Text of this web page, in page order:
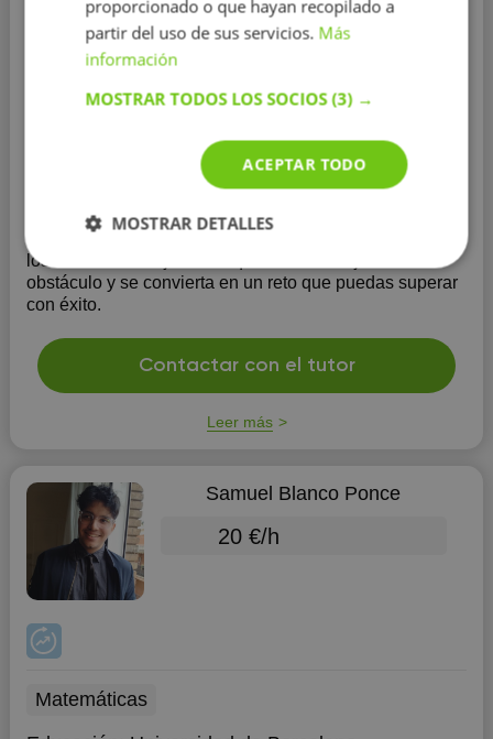
Matemáticas
Sarrià-Sant Gervasiy 127 otros distritos
Graduado en ADE y responsable del departamento
financiero.Me apasiona enseñar: explico conceptos de
distintas formas y acompaño a cada alumno hasta que
los domina. Mi objetivo es que estudiar deje de ser un
obstáculo y se convierta en un reto que puedas superar
con éxito.
Contactar con el tutor
Leer más
Samuel Blanco Ponce
20 €/h
Matemáticas
proporcionado o que hayan recopilado a
partir del uso de sus servicios. Más
información
MOSTRAR TODOS LOS SOCIOS(3) →
ACEPTAR TODO
MOSTRAR DETALLES